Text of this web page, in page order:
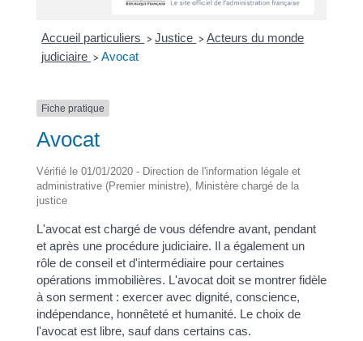
Accueil particuliers > Justice > Acteurs du monde
judiciaire > Avocat
Fiche pratique
Avocat
Vérifié le 01/01/2020 - Direction de l'information légale et
administrative (Premier ministre), Ministère chargé de la
justice
L'avocat est chargé de vous défendre avant, pendant
et après une procédure judiciaire. Il a également un
rôle de conseil et d'intermédiaire pour certaines
opérations immobilières. L'avocat doit se montrer fidèle
à son serment : exercer avec dignité, conscience,
indépendance, honnêteté et humanité. Le choix de
l'avocat est libre, sauf dans certains cas.